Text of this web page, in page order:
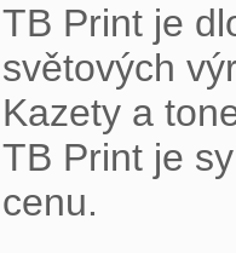
TB Print je
světových
Kazety a
TB Print je
cenu.